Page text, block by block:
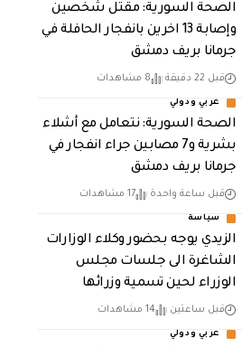
الصحة السورية: مقتل شخصين
وإصابة 13 اخرين بانفجار الحافلة في
جرمانا بريف دمشق
قبل 22 دقيقة 8 مشاهدات
عربي ودولي
الصحة السورية: نتعامل مع أشلاء
بشرية و7 مصابين جراء انفجار في
جرمانا بريف دمشق
قبل ساعة واحدة 17 مشاهدات
سياسة
الزيدي يوجه بحضور وكلاء الوزارات
الشاغرة الى جلسات مجلس
الوزراء لحين تسمية وزرائها
قبل ساعتين 14 مشاهدات
عربي ودولي